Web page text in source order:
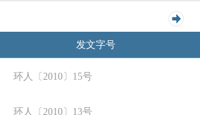
2002年
发文字号
环人〔2010〕15号
环人〔2010〕13号